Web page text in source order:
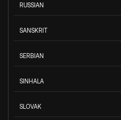
RUSSIAN
SANSKRIT
SERBIAN
SINHALA
SLOVAK